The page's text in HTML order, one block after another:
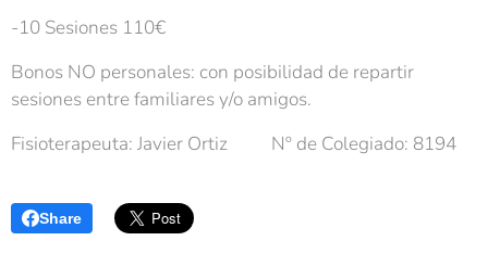
-10 Sesiones 110€
Bonos NO personales: con posibilidad de repartir
sesiones entre familiares y/o amigos.
Fisioterapeuta: Javier Ortiz Nº de Colegiado: 8194
Share